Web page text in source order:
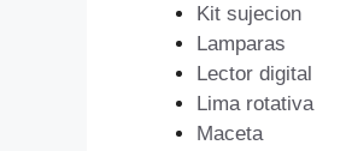
Kit sujecion
Lamparas
Lector digital
Lima rotativa
Maceta